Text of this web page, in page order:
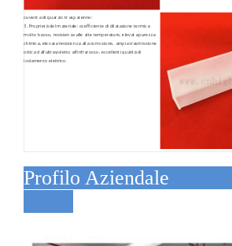
cuvetta di quarzo trasparente:
3. Proprietà del materiale: coefficiente di dilatazione termica
molto basso, resistenza alle alte temperature, elevata purezza
chimica, elevata resistenza alla corrosione, ampia trasmissione
ottica dall'ultravioletto all'infrarosso, eccellenti qualità di
isolamento elettrico.
Profilo